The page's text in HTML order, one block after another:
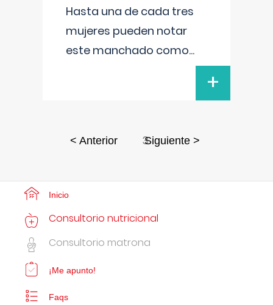
Hasta una de cada tres
mujeres pueden notar
este manchado como...
+
< Anterior 3Siguiente >
Inicio
Consultorio nutricional
Consultorio matrona
¡Me apunto!
Faqs